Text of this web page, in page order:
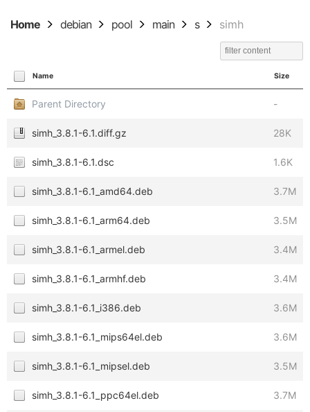
Home debian pool main s simh
Name Size
Parent Directory -
simh_3.8.1-6.1.diff.gz 28K
simh_3.8.1-6.1.dsc 1.6K
simh_3.8.1-6.1_amd64.deb 3.7M
simh_3.8.1-6.1_arm64.deb 3.5M
simh_3.8.1-6.1_armel.deb 3.4M
simh_3.8.1-6.1_armhf.deb 3.4M
simh_3.8.1-6.1_i386.deb 3.6M
simh_3.8.1-6.1_mips64el.deb 3.6M
simh_3.8.1-6.1_mipsel.deb 3.5M
simh_3.8.1-6.1_ppc64el.deb 3.7M